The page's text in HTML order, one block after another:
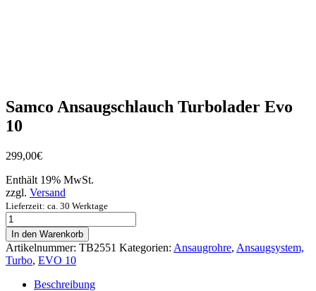
Samco Ansaugschlauch Turbolader Evo
10
299,00€
Enthält 19% MwSt.
zzgl. Versand
Lieferzeit: ca. 30 Werktage
Samco
Ansaugschlauch
Turbolader
Evo
10
Menge
In den Warenkorb
Artikelnummer: TB2551 Kategorien: Ansaugrohre, Ansaugsystem,
Turbo, EVO 10
Beschreibung